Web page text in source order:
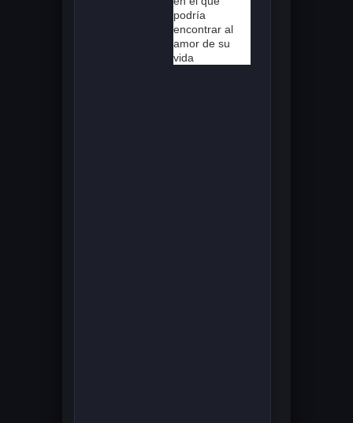
podría
encontrar al
amor de su
vida